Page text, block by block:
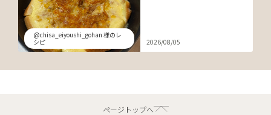
@chisa_eiyoushi_gohan 様のレ
シピ
2026/08/05
ページトップへ